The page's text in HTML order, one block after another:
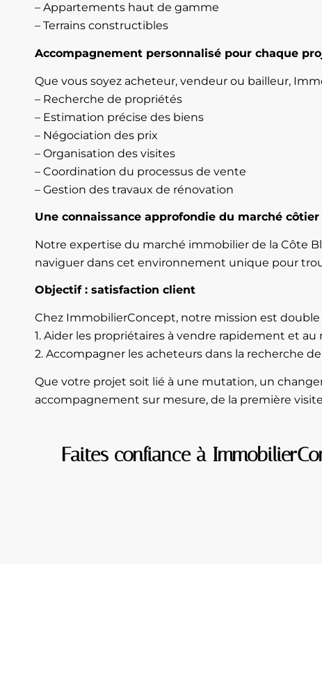
– Appartements haut de gamme
– Terrains constructibles
Accompagnement personnalisé pour chaque
Que vous soyez acheteur, vendeur ou bailleur,
– Recherche de propriétés
– Estimation précise des biens
– Négociation des prix
– Organisation des visites
– Coordination du processus de vente
– Gestion des travaux de rénovation
Une connaissance approfondie du marché côtier
Notre expertise du marché immobilier de la Côte
naviguer dans cet environnement unique pour
Objectif : satisfaction client
Chez ImmobilierConcept, notre mission est double
1. Aider les propriétaires à vendre rapidement et au
2. Accompagner les acheteurs dans la recherche
Que votre projet soit lié à une mutation, un
accompagnement sur mesure, de la première
Faites confiance à